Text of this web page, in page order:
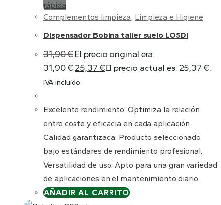
rápida
Complementos limpieza, Limpieza e Higiene
Dispensador Bobina taller suelo LOSDI
31,90€ El precio original era:
31,90 €.25,37 €El precio actual es: 25,37 €.
IVA incluído
Excelente rendimiento: Optimiza la relación
entre coste y eficacia en cada aplicación.
Calidad garantizada: Producto seleccionado
bajo estándares de rendimiento profesional.
Versatilidad de uso: Apto para una gran variedad
de aplicaciones en el mantenimiento diario.
AÑADIR AL CARRITO